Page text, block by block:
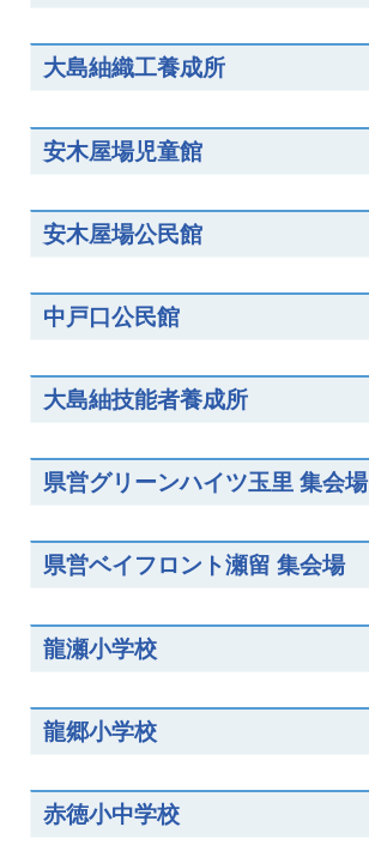
大島紬織工養成所
安木屋場児童館
安木屋場公民館
中戸口公民館
大島紬技能者養成所
県営グリーンハイツ玉里 集会場
県営ベイフロント瀬留 集会場
龍瀬小学校
龍郷小学校
赤徳小中学校